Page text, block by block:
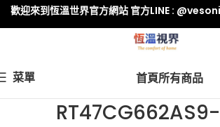
菜單 首頁所有商品
歡迎來到恆溫世界官方網站 官方LINE :